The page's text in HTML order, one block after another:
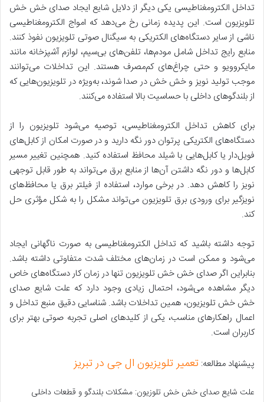
تداخل الکترومغناطیسی یکی دیگر از دلایل شایع ایجاد صدای خش خش
تلویزیون است. این پدیده زمانی رخ می‌دهد که امواج الکترومغناطیسی
ناشی از سایر دستگاه‌های الکتریکی به سیگنال صوتی تلویزیون نفوذ کنند.
منابع رایج تداخل شامل مودم‌ها، تلفن‌های بی‌سیم، لوازم آشپزخانه مانند
مایکروویو و حتی چراغ‌های کم‌مصرف هستند. این تداخلات می‌توانند
موجب تولید نویز و خش خش در صدا شوند، به‌ویژه در تلویزیون‌هایی که
از بلندگوهای داخلی با حساسیت بالا استفاده می‌کنند.
برای کاهش تداخل الکترومغناطیسی، توصیه می‌شود تلویزیون را از
دستگاه‌های الکتریکی پرتوان دور نگه دارید و در صورت امکان از کابل‌های
فویل‌دار یا کابل‌هایی با شیلد محافظ استفاده کنید. همچنین تغییر مسیر
کابل‌ها و دور نگه داشتن آن‌ها از منابع برق می‌تواند به طور قابل توجهی
نویز را کاهش دهد. در برخی موارد، استفاده از فیلتر برق یا محافظ‌های
نویزگیر برای ورودی برق تلویزیون می‌تواند مشکل را به شکل مؤثری حل
کند.
توجه داشته باشید که تداخل الکترومغناطیسی به صورت ناگهانی ایجاد
می‌شود و ممکن است در زمان‌های مختلف شدت متفاوتی داشته باشد.
بنابراین اگر صدای خش خش تلویزیون تنها در زمان کار دستگاه‌های خاص
دیگر مشاهده می‌شود، احتمال زیادی وجود دارد که علت شایع صدای
خش خش تلویزیون، همین تداخلات باشد. شناسایی دقیق منبع تداخل و
اعمال راهکارهای مناسب، یکی از کلیدهای اصلی تجربه صوتی بهتر برای
کاربران است.
پیشنهاد مطالعه: تعمیر تلویزیون ال جی در تبریز
علت شایع صدای خش خش تلوزیون: مشکلات بلندگو و قطعات داخلی